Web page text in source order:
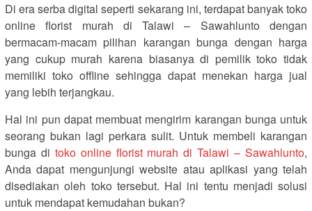
Di era serba digital seperti sekarang ini, terdapat banyak toko
online florist murah di Talawi – Sawahlunto dengan
bermacam-macam pilihan karangan bunga dengan harga
yang cukup murah karena biasanya di pemilik toko tidak
memiliki toko offline sehingga dapat menekan harga jual
yang lebih terjangkau.
Hal ini pun dapat membuat mengirim karangan bunga untuk
seorang bukan lagi perkara sulit. Untuk membeli karangan
bunga di toko online florist murah di Talawi – Sawahlunto,
Anda dapat mengunjungi website atau aplikasi yang telah
disediakan oleh toko tersebut. Hal ini tentu menjadi solusi
untuk mendapat kemudahan bukan?